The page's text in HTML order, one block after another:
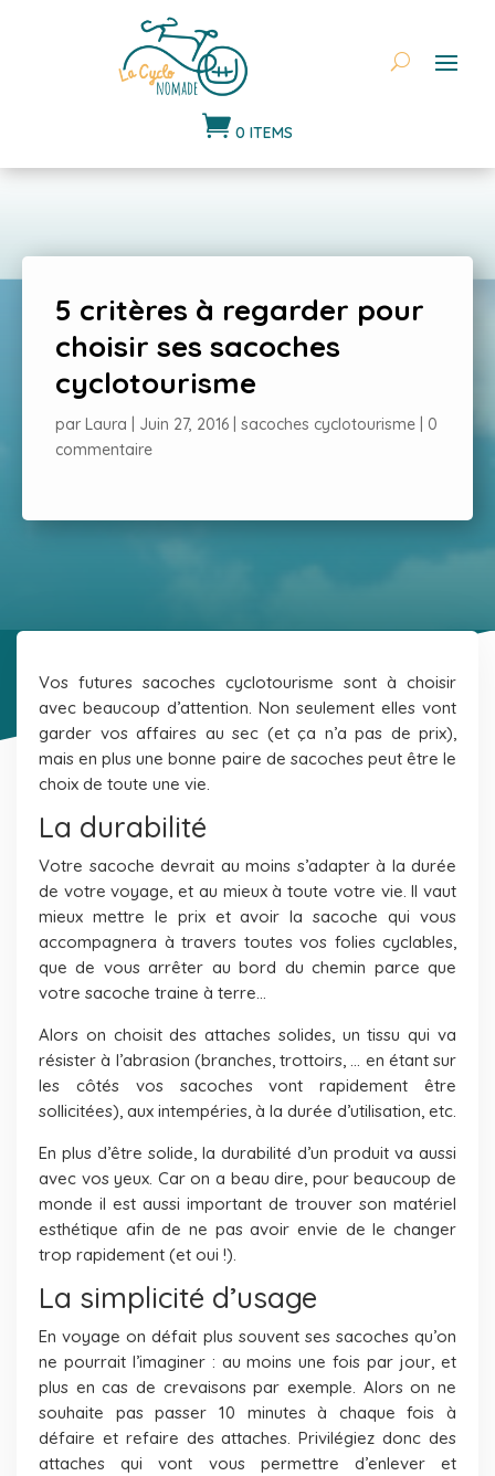
 0 ITEMS
5 critères à regarder pour
choisir ses sacoches
cyclotourisme
par Laura Juin 27, 2016 sacoches cyclotourisme
0
commentaire
Vos futures sacoches cyclotourisme sont à choisir
avec beaucoup d’attention. Non seulement elles vont
garder vos affaires au sec (et ça n’a pas de prix),
mais en plus une bonne paire de sacoches peut être le
choix de toute une vie.
La durabilité
Votre sacoche devrait au moins s’adapter à la durée
de votre voyage, et au mieux à toute votre vie. Il vaut
mieux mettre le prix et avoir la sacoche qui vous
accompagnera à travers toutes vos folies cyclables,
que de vous arrêter au bord du chemin parce que
votre sacoche traine à terre…
Alors on choisit des attaches solides, un tissu qui va
résister à l’abrasion (branches, trottoirs, … en étant sur
les côtés vos sacoches vont rapidement être
sollicitées), aux intempéries, à la durée d’utilisation, etc.
En plus d’être solide, la durabilité d’un produit va aussi
avec vos yeux. Car on a beau dire, pour beaucoup de
monde il est aussi important de trouver son matériel
esthétique afin de ne pas avoir envie de le changer
trop rapidement (et oui !).
La simplicité d’usage
En voyage on défait plus souvent ses sacoches qu’on
ne pourrait l’imaginer : au moins une fois par jour, et
plus en cas de crevaisons par exemple. Alors on ne
souhaite pas passer 10 minutes à chaque fois à
défaire et refaire des attaches. Privilégiez donc des
attaches qui vont vous permettre d’enlever et